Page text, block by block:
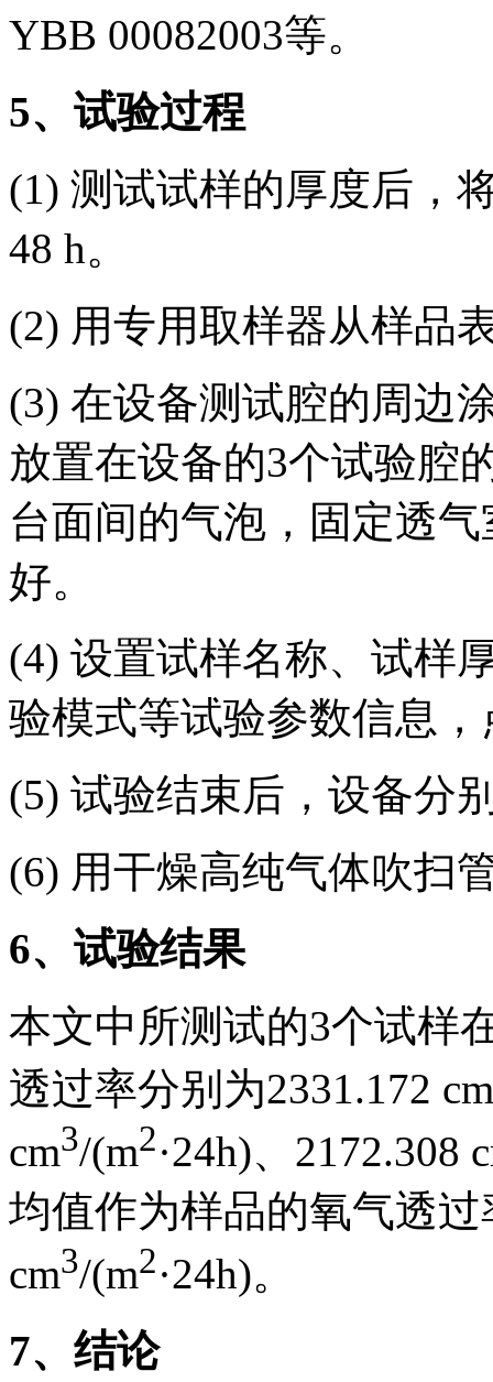
YBB 00082003等。
5、试验过程
(1) 测试试样的厚度后，
48 h。
(2) 用专用取样器从样品
(3) 在设备测试腔的周边
放置在设备的3个试验腔
台面间的气泡，固定透
好。
(4) 设置试样名称、试样
验模式等试验参数信息
(5) 试验结束后，设备分
(6) 用干燥高纯气体吹扫
6、试验结果
本文中所测试的3个试样
透过率分别为2331.172 cm
cm3/(m2·24h)、2172.308
均值作为样品的氧气透过
cm3/(m2·24h)。
7、结论